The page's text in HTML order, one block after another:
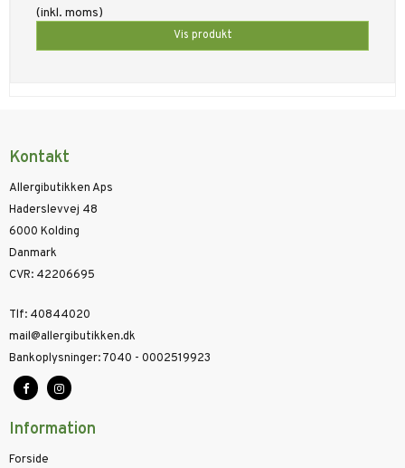
(inkl. moms)
Vis produkt
Kontakt
Allergibutikken Aps
Haderslevvej 48
6000 Kolding
Danmark
CVR: 42206695
Tlf: 40844020
mail@allergibutikken.dk
Bankoplysninger:7040 - 0002519923
Information
Forside